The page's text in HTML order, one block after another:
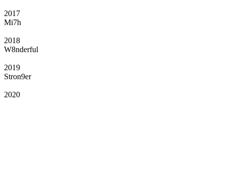
2017
Mi7h
2018
W8nderful
2019
Stron9er
2020